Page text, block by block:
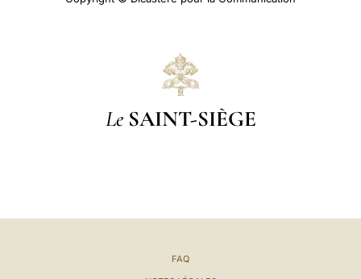
Le SAINT-SIÈGE
FAQ